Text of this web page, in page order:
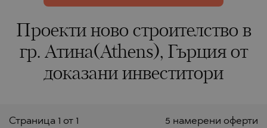
Проекти ново строителство в
гр. Атина(Athens), Гърция от
доказани инвеститори
5 намерени оферти
Страницa 1 от 1